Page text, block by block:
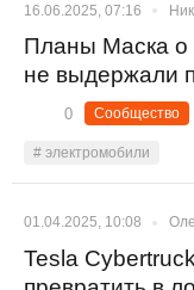
16.06.2025, 07:16
Планы Маска о
не выдержали
0 Сообщество
# электромобили
01.04.2025, 10:08
Tesla